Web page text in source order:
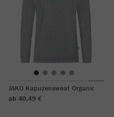
JAKO Kapuzensweat Organic
ab 40,49 €